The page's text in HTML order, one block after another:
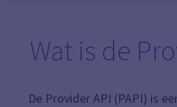
Wat is de
De Provider API (PAPI) is